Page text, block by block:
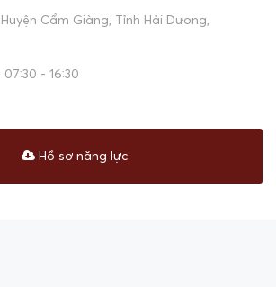
Cẩm Giàng, Tỉnh Hải Dương,
- 16:30
Hồ sơ năng lực